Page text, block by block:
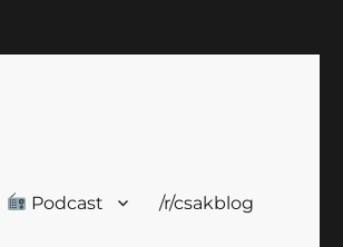
Podcast /r/csakblog